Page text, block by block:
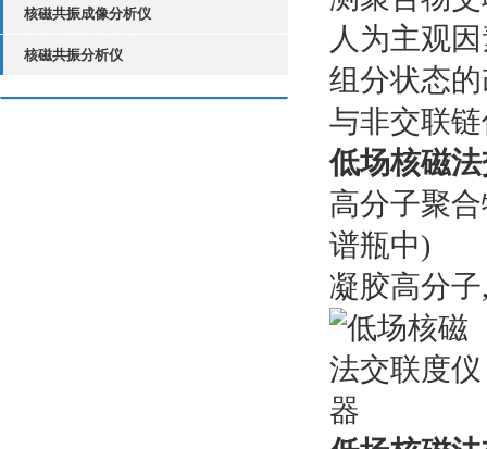
核磁共振成像分析仪
核磁共振分析仪
人为主观
组分状态
与非交联
低场核磁
高分子聚
谱瓶中)
凝胶高分